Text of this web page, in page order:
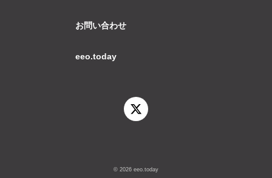
お問い合わせ
eeo.today
© 2026 eeo.today